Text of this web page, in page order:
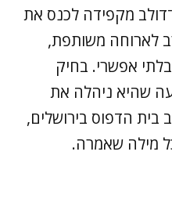
מקפידה לכנס את
לארוחה משותפת,
אפשרי. בחיק
שהיא ניהלה את
הדפוס בירושלים,
מילה שאמרה.